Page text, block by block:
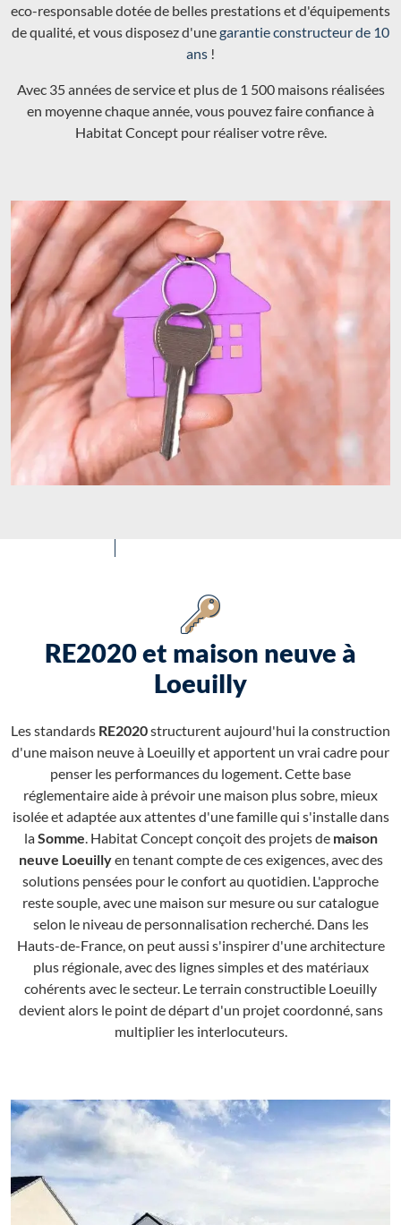
eco-responsable dotée de belles prestations et d'équipements
de qualité, et vous disposez d'unegarantie constructeur de 10
ans !
Avec 35 années de service et plus de 1 500 maisons réalisées
en moyenne chaque année, vous pouvez faire confiance à
Habitat Concept pour réaliser votre rêve.
RE2020 et maison neuve à
Loeuilly
Les standards RE2020structurent aujourd'hui la construction
d'une maison neuve à Loeuilly et apportent un vrai cadre pour
penser les performances du logement. Cette base
réglementaire aide à prévoir une maison plus sobre, mieux
isolée et adaptée aux attentes d'une famille qui s'installe dans
laSomme. Habitat Concept conçoit des projets de maison
neuve Loeuillyen tenant compte de ces exigences, avec des
solutions pensées pour le confort au quotidien. L'approche
reste souple, avec une maison sur mesure ou sur catalogue
selon le niveau de personnalisation recherché. Dans les
Hauts-de-France, on peut aussi s'inspirer d'une architecture
plus régionale, avec des lignes simples et des matériaux
cohérents avec le secteur. Le terrain constructible Loeuilly
devient alors le point de départ d'un projet coordonné, sans
multiplier les interlocuteurs.